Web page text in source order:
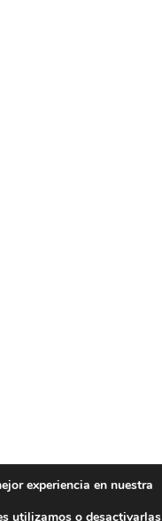
experiencia en nuestra
utilizamos o